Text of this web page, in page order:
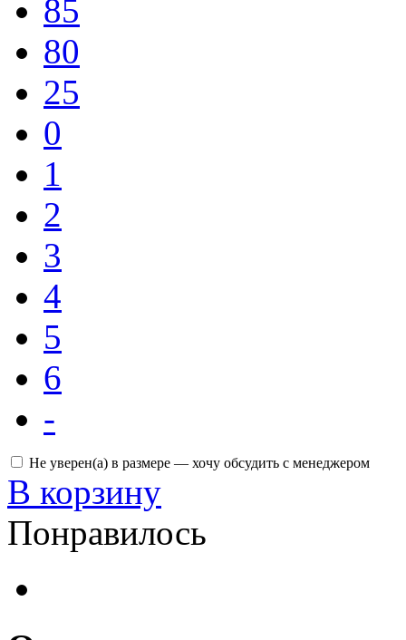
85
80
25
0
1
2
3
4
5
6
-
Не уверен(а) в размере — хочу обсудить с менеджером
В корзину
Понравилось